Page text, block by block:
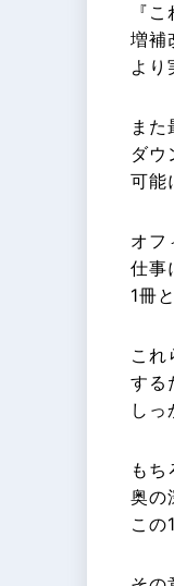
『
増補
より
ま
ダ
可能
オフ
仕事
1冊
こ
する
し
も
奥の
この